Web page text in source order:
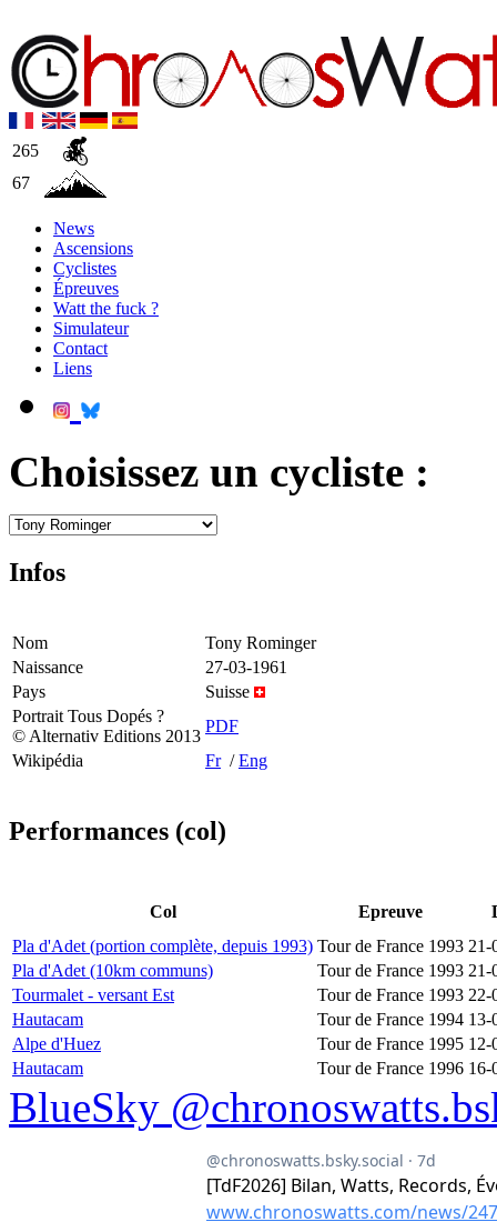
265
67
News
Ascensions
Cyclistes
Épreuves
Watt the fuck ?
Simulateur
Contact
Liens
Choisissez un cycliste :
Infos
Nom
Tony Rominger
Naissance
27-03-1961
Pays
Suisse
Portrait Tous Dopés ?
© Alternativ Editions 2013
PDF
Wikipédia
Fr/Eng
Performances (col)
Col Epreuve
Pla d'Adet (portion complète, depuis 1993) Tour de France 1993 21-
Pla d'Adet (10km communs)
Tour de France 1993 21-
Tourmalet - versant Est
Tour de France 1993 22-
Hautacam
Tour de France 1994 13-
Alpe d'Huez
Tour de France 1995 12-
Hautacam
Tour de France 1996 16-
BlueSky